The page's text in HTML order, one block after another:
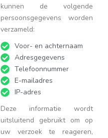
kunnen de volgende
persoonsgegevens worden
verzameld:
Voor- en achternaam
Adresgegevens
Telefoonnummer
E-mailadres
IP-adres
Deze informatie wordt
uitsluitend gebruikt om op
uw verzoek te reageren,